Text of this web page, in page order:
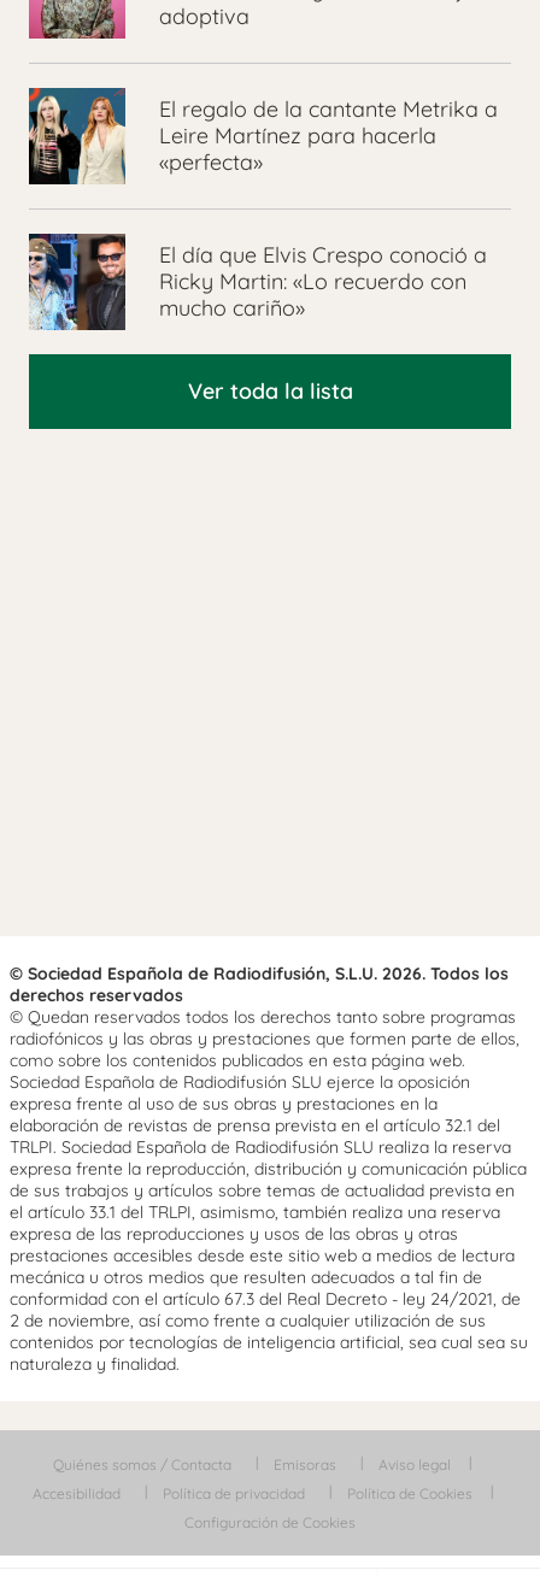
adoptiva
El regalo de la cantante Metrika a
Leire Martínez para hacerla
«perfecta»
El día que Elvis Crespo conoció a
Ricky Martin: «Lo recuerdo con
mucho cariño»
Ver toda la lista
© Sociedad Española de Radiodifusión, S.L.U. 2026. Todos los
derechos reservados
© Quedan reservados todos los derechos tanto sobre programas
radiofónicos y las obras y prestaciones que formen parte de ellos,
como sobre los contenidos publicados en esta página web.
Sociedad Española de Radiodifusión SLU ejerce la oposición
expresa frente al uso de sus obras y prestaciones en la
elaboración de revistas de prensa prevista en el artículo 32.1 del
TRLPI. Sociedad Española de Radiodifusión SLU realiza la reserva
expresa frente la reproducción, distribución y comunicación pública
de sus trabajos y artículos sobre temas de actualidad prevista en
el artículo 33.1 del TRLPI, asimismo, también realiza una reserva
expresa de las reproducciones y usos de las obras y otras
prestaciones accesibles desde este sitio web a medios de lectura
mecánica u otros medios que resulten adecuados a tal fin de
conformidad con el artículo 67.3 del Real Decreto - ley 24/2021, de
2 de noviembre, así como frente a cualquier utilización de sus
contenidos por tecnologías de inteligencia artificial, sea cual sea su
naturaleza y finalidad.
Quiénes somos / Contacta Emisoras
Aviso legal
Accesibilidad
Política de privacidad
Política de Cookies
Configuración de Cookies